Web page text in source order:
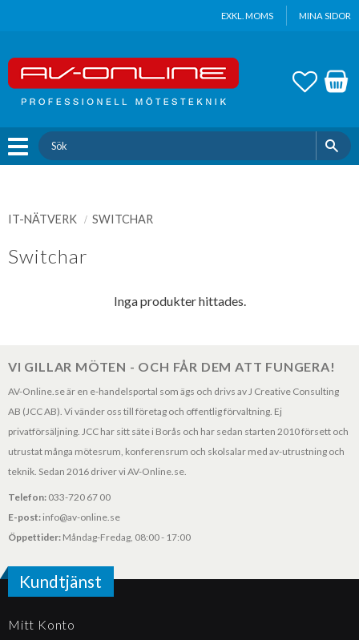
EXKL. MOMS MINA SIDOR
IT-NÄTVERK SWITCHAR
Switchar
Inga produkter hittades.
VI GILLAR MÖTEN - OCH FÅR DEM ATT FUNGERA!
AV-Online.se är en e-handelsportal som ägs och drivs av J Creative Consulting
AB (JCC AB). Vi vänder oss till företag och offentlig förvaltning. Ej
privatförsäljning. JCC har sitt säte i Borås och har sedan starten 2010 försett och
utrustat många mötesrum, konferensrum och skolsalar med av-utrustning och
teknik. Sedan 2016 driver vi AV-Online.se.
Telefon: 033-720 67 00
E-post: info@av-online.se
Öppettider: Måndag-Fredag, 08:00 - 17:00
Kundtjänst
Mitt Konto